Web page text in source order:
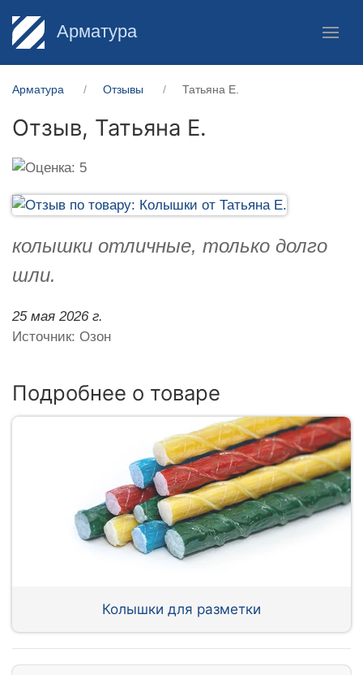
Арматура
Арматура Отзывы Татьяна Е.
Отзыв, Татьяна Е.
колышки отличные, только долго
шли.
25 мая 2026 г.
Источник: Озон
Подробнее о товаре
Колышки для разметки